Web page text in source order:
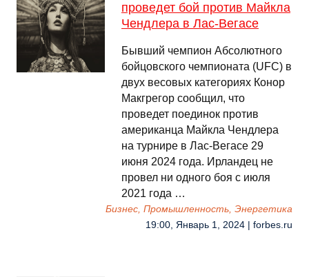
проведет бой против Майкла
Чендлера в Лас-Вегасе
Бывший чемпион Абсолютного
бойцовского чемпионата (UFC) в
двух весовых категориях Конор
Макгрегор сообщил, что
проведет поединок против
американца Майкла Чендлера
на турнире в Лас‑Вегасе 29
июня 2024 года. Ирландец не
провел ни одного боя с июля
2021 года …
Бизнес, Промышленность, Энергетика
19:00, Январь 1, 2024 | forbes.ru